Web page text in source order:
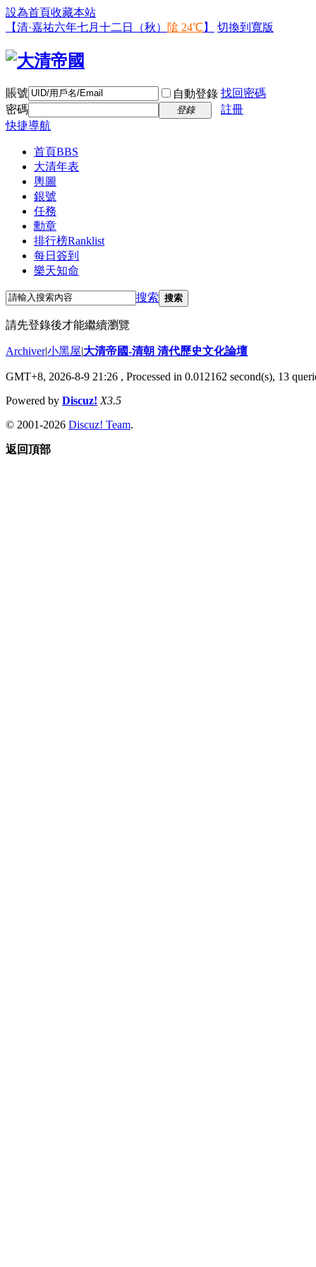
設為首頁收藏本站
【清·嘉祐六年七月十二日（秋）
隂 24℃ 】 切換到寬版
賬號 自動登錄 找回密碼
密碼
登錄
註冊
快捷導航
首頁BBS
大清年表
輿圖
銀號
任務
勳章
排行榜Ranklist
每日簽到
樂天知命
搜索 搜索
請先登錄後才能繼續瀏覽
Archiver|小黑屋|大清帝國-清朝 清代歷史文化論壇
GMT+8, 2026-8-9 21:26 , Processed in 0.012162 second(s), 13
Powered by Discuz! X3.5
© 2001-2026 Discuz! Team.
返回頂部